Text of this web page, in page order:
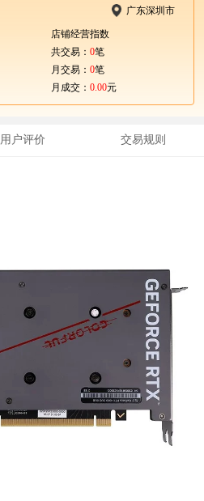
广东深圳市
店铺经营指数
共交易： 0笔
月交易： 0笔
月成交： 0.00元
用户评价 交易规则